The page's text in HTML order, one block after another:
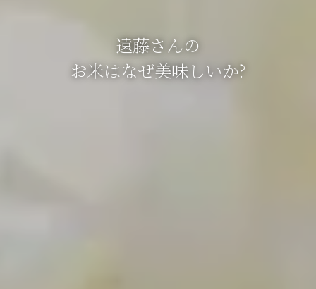
遠藤さんの
お米はなぜ美味しいか?